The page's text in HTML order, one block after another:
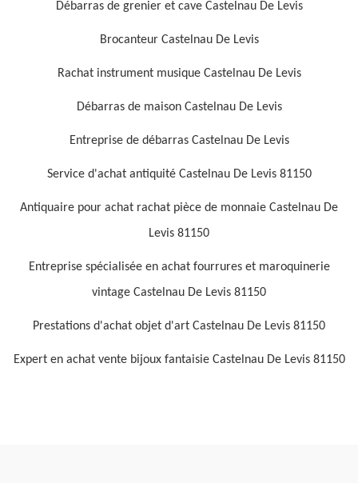
Débarras de grenier et cave Castelnau De Levis
Brocanteur Castelnau De Levis
Rachat instrument musique Castelnau De Levis
Débarras de maison Castelnau De Levis
Entreprise de débarras Castelnau De Levis
Service d'achat antiquité Castelnau De Levis 81150
Antiquaire pour achat rachat pièce de monnaie Castelnau De
Levis 81150
Entreprise spécialisée en achat fourrures et maroquinerie
vintage Castelnau De Levis 81150
Prestations d'achat objet d'art Castelnau De Levis 81150
Expert en achat vente bijoux fantaisie Castelnau De Levis 81150